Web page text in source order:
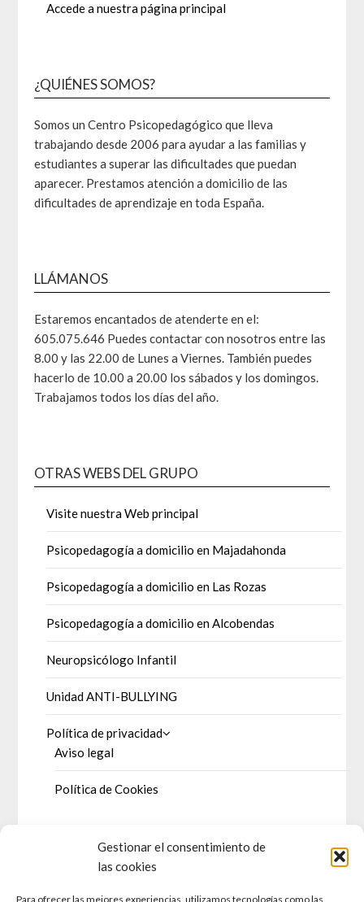
Gestionar el consentimiento de
las cookies
Para ofrecer las mejores experiencias, utilizamos tecnologías como las
Accede a nuestra página principal
¿QUIÉNES SOMOS?
Somos un Centro Psicopedagógico que lleva
trabajando desde 2006 para ayudar a las familias y
estudiantes a superar las dificultades que puedan
aparecer. Prestamos atención a domicilio de las
dificultades de aprendizaje en toda España.
LLÁMANOS
Estaremos encantados de atenderte en el:
605.075.646 Puedes contactar con nosotros entre las
8.00 y las 22.00 de Lunes a Viernes. También puedes
hacerlo de 10.00 a 20.00 los sábados y los domingos.
Trabajamos todos los días del año.
OTRAS WEBS DEL GRUPO
Visite nuestra Web principal
Psicopedagogía a domicilio en Majadahonda
Psicopedagogía a domicilio en Las Rozas
Psicopedagogía a domicilio en Alcobendas
Neuropsicólogo Infantil
Unidad ANTI-BULLYING
Política de privacidad
Aviso legal
Política de Cookies
DOSSIER DE PRENSA